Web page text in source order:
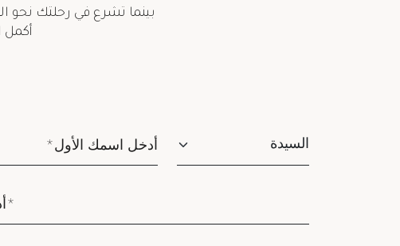
بينما تشرع في رحلتك نحو
أكمل